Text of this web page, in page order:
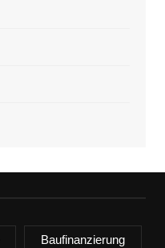
Baufinanzierung